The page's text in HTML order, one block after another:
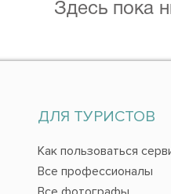
Здесь пока
ДЛЯ ТУРИСТОВ
Как пользоваться
Все профессионалы